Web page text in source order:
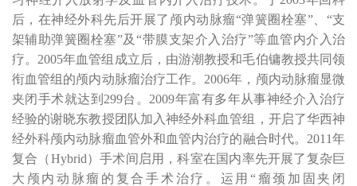
后，在神经外科先后开展了颅内动脉瘤“弹簧圈栓塞”、 “支
架辅助弹簧圈栓塞”及 “带膜支架介入治疗”等血管内介入治
疗。 2005年血管组成立后，由游潮教授和毛伯镛教授共同领
衔血管组的颅内动脉瘤治疗工作。 2006年，颅内动脉瘤显微
夹闭手术就达到 299台。 2009年富有多年从事神经介入治疗
经验的谢晓东教授团队加入神经外科血管组，开启了华西神
经外科颅内动脉瘤血管外和血管内治疗的融合时代。 2011年
复合（Hybrid）手术间启用，科室在国内率先开展了复杂巨
大颅内动脉瘤的复合手术治疗。运用 “瘤颈加固夹闭